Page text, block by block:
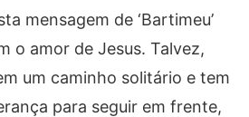
mensagem de ‘Bartimeu’
o amor de Jesus. Talvez,
um caminho solitário e tem
para seguir em frente,